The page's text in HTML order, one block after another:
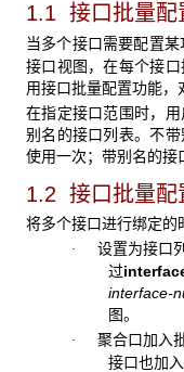
1.1 接口批量配
当多个接口需要配置
接口视图，在每个接
用接口批量配置功能，
在指定接口范围时，
别名的接口列表。不
使用一次；带别名的接
1.2 接口批量配
将多个接口进行绑定的
· 设置为接口列
过
interface-
图。
· 聚合口加入批
接口也加